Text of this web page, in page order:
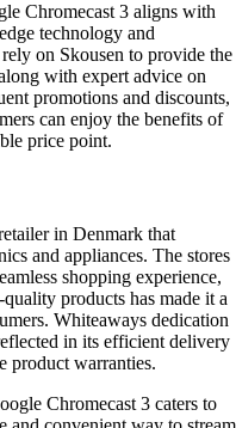
Chromecast 3 aligns with
technology and
on Skousen to provide the
with expert advice on
promotions and discounts,
can enjoy the benefits of
price point.
in Denmark that
and appliances. The stores
shopping experience,
products has made it a
Whiteaways dedication
in its efficient delivery
product warranties.
Chromecast 3 caters to